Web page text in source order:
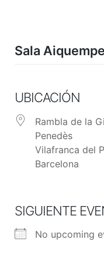
Sala
UBICACIÓN
Rambla de la
Penedès
Vilafranca del
Barcelona
SIGUIENTE
No upcoming